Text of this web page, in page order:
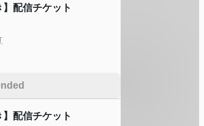
】配信チケット
】配信チケット